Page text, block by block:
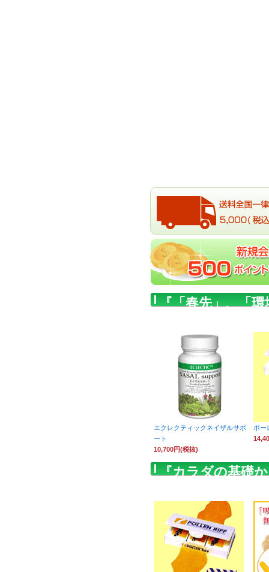
『「春先」、「
エクレクティックネイザルサポ
ート
10,700円(税抜)
ポー
『カラダの基礎